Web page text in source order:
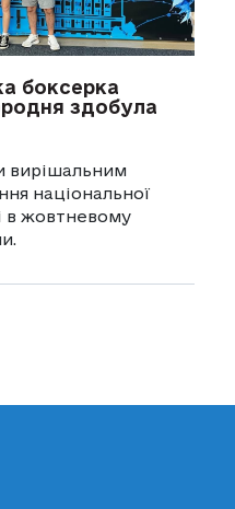
боксерка
здобула
вирішальним
національної
в жовтневому